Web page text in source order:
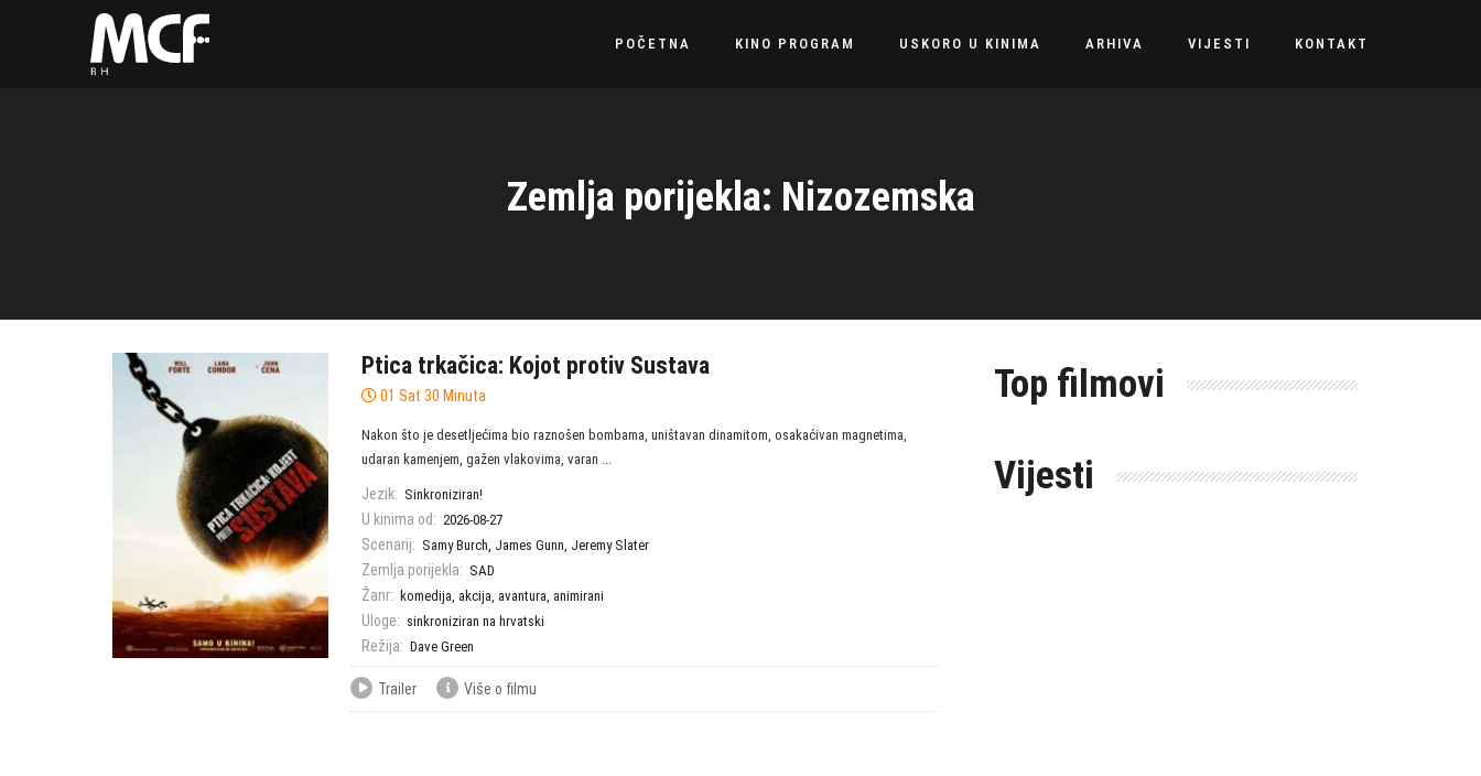
POČETNA KINO PROGRAM USKORO U KINIMA ARHIVA VIJESTI KONTAKT
Zemlja porijekla: Nizozemska
Ptica trkačica: Kojot protiv Sustava
01 Sat 30 Minuta
Nakon što je desetljećima bio raznošen bombama, uništavan dinamitom, osakaćivan magnetima,
udaran kamenjem, gažen vlakovima, varan ...
Jezik: Sinkroniziran!
U kinima od: 2026-08-27
Scenarij: Samy Burch, James Gunn, Jeremy Slater
Zemlja porijekla: SAD
Žanr: komedija, akcija, avantura, animirani
Uloge: sinkroniziran na hrvatski
Režija: Dave Green
Trailer Više o filmu
Top filmovi
Vijesti